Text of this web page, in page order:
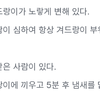
이가 노랗게 변해 있다.
심하여 항상 겨드랑이
사람이 있다.
에 끼우고 5분 후 냄새를